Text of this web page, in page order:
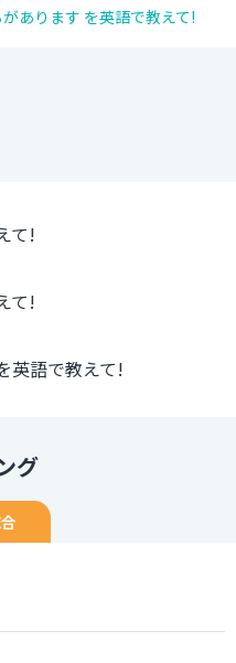
あります を英語で教えて!
て!
て!
英語で教えて!
グ